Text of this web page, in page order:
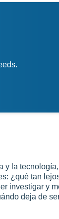
y la
¿qué tan
investigar y
deja de